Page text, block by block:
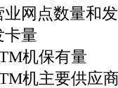
网点数量和
卡量
机保有量
机主要供应